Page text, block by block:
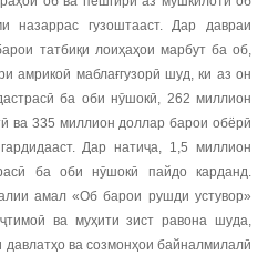
назаррас гузоштааст. Дар давраи
татбиқи лоиҳаҳои марбут ба об,
амрикоӣ маблағгузорӣ шуд, ки аз он
ба оби нӯшокӣ, 262 миллион
ва 335 миллион доллар барои обёрӣ
Дар натиҷа, 1,5 миллион
ба оби нӯшокӣ пайдо карданд.
амал «Об барои рушди устувор»
ва муҳити зист равона шуда,
ва созмонҳои байналмилалӣ